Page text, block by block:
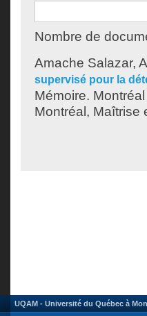
Nombre de
Amache Salazar,
supervisé pour la
Mémoire.
Montréal, Maîtrise
UQAM - Université du Québec à